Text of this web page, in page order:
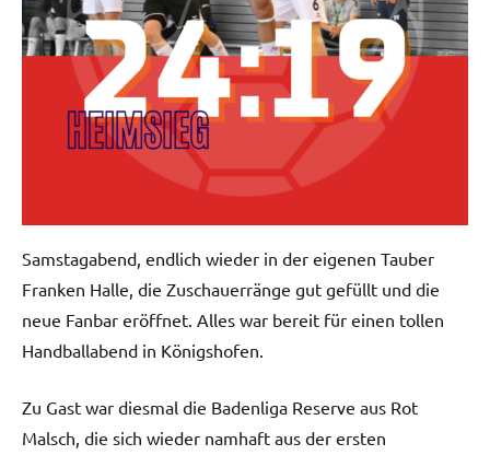
Samstagabend, endlich wieder in der eigenen Tauber
Franken Halle, die Zuschauerränge gut gefüllt und die
neue Fanbar eröffnet. Alles war bereit für einen tollen
Handballabend in Königshofen.
Zu Gast war diesmal die Badenliga Reserve aus Rot
Malsch, die sich wieder namhaft aus der ersten